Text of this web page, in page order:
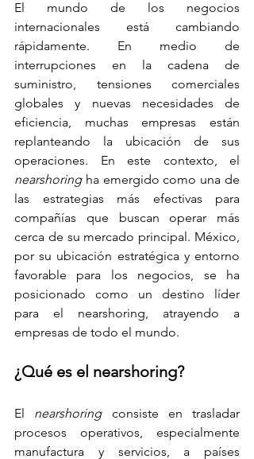
El mundo de los negocios
internacionales está cambiando
rápidamente. En medio de
interrupciones en la cadena de
suministro, tensiones comerciales
globales y nuevas necesidades de
eficiencia, muchas empresas están
replanteando la ubicación de sus
nearshoring ha emergido como una de
las estrategias más efectivas para
compañías que buscan operar más
cerca de su mercado principal. México,
por su ubicación estratégica y entorno
favorable para los negocios, se ha
posicionado como un destino líder
para el nearshoring, atrayendo a
empresas de todo el mundo.
¿Qué es el nearshoring?
El nearshoring consiste en trasladar
procesos operativos, especialmente
manufactura y servicios, a países